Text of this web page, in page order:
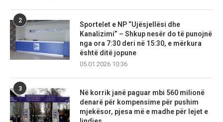
2
Sportelet e NP “Ujësjellësi dhe
Kanalizimi” – Shkup nesër do të punojnë
nga ora 7:30 deri në 15:30, e mërkura
është ditë jopune
05.01.2026 10:36
3
Në korrik janë paguar mbi 560 milionë
denarë për kompensime për pushim
mjekësor, pjesa më e madhe për lejet e